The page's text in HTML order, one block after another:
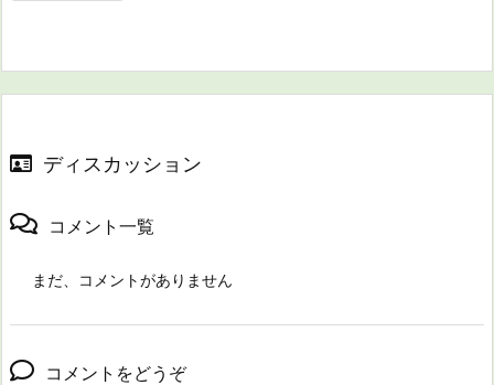
ディスカッション
コメント一覧
まだ、コメントがありません
コメントをどうぞ